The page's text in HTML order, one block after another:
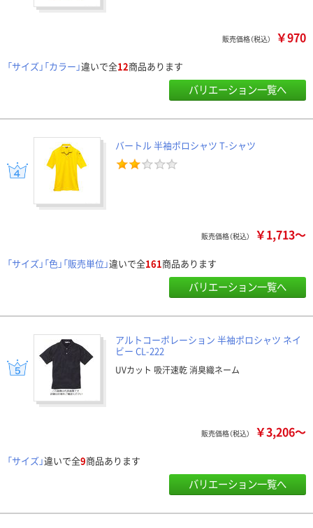
販売価格（税込） ￥970
「サイズ」「カラー」違いで全12商品あります
バリエーション一覧へ
バートル 半袖ポロシャツ T-シャツ
販売価格（税込） ￥1,713～
「サイズ」「色」「販売単位」違いで全161商品あります
バリエーション一覧へ
アルトコーポレーション 半袖ポロシャツ ネイ
ビー CL-222
UVカット 吸汗速乾 消臭織ネーム
販売価格（税込） ￥3,206～
「サイズ」違いで全9商品あります
バリエーション一覧へ